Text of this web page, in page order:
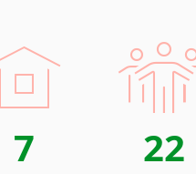
7 22